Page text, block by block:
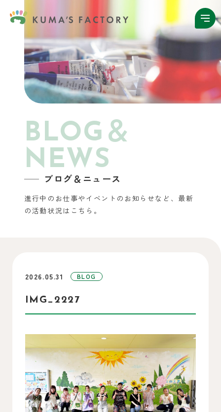
BLOG＆
NEWS
ブログ＆ニュース
進行中のお仕事やイベントのお知らせなど、 最新
の活動状況はこちら。
2026.05.31 BLOG
IMG_2227